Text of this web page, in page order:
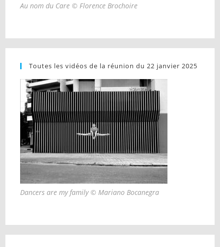
Au nom du Care © Florence Brochoire
Toutes les vidéos de la réunion du 22 janvier 2025
Dancers are my family © Mariano Bocanegra